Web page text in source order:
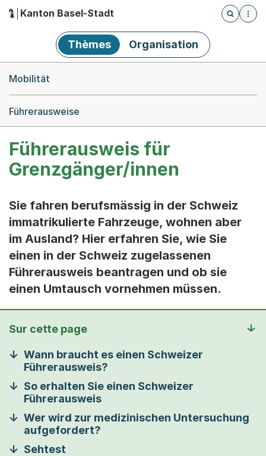
Hauptnavigation
Kanton Basel-Stadt
Öffnet
Thèmes Organisation
Mobilität
Führerausweise
Führerausweis für
Grenzgänger/innen
Sie fahren berufsmässig in der Schweiz
immatrikulierte Fahrzeuge, wohnen aber
im Ausland? Hier erfahren Sie, wie Sie
einen in der Schweiz zugelassenen
Führerausweis beantragen und ob sie
einen Umtausch vornehmen müssen.
Sur cette page
Wann braucht es einen Schweizer
Führerausweis?
So erhalten Sie einen Schweizer
Führerausweis
Wer wird zur medizinischen Untersuchung
aufgefordert?
Sehtest